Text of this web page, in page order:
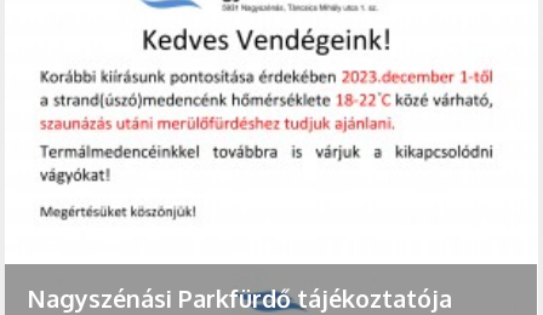
Nagyszénási Parkfürdő tájékoztatója